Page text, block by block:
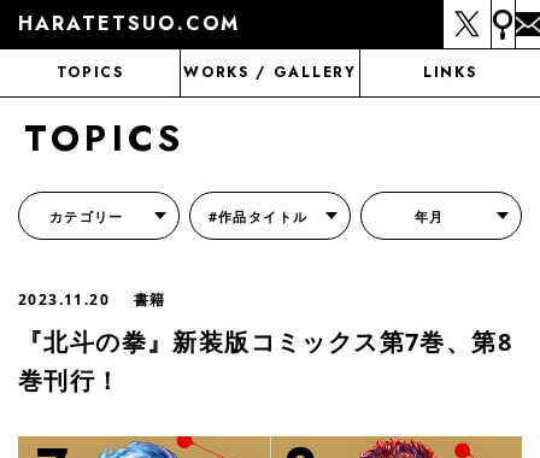
HARATETSUO.COM
TOPICS WORKS / GALLERY LINKS
TOPICS
カテゴリー #作品タイトル 年月
2023.11.20 書籍
『北斗の拳』新装版コミックス第7巻、第8
巻刊行！